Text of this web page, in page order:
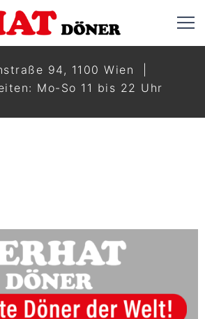
94, 1100 Wien |
Mo-So 11 bis 22 Uhr